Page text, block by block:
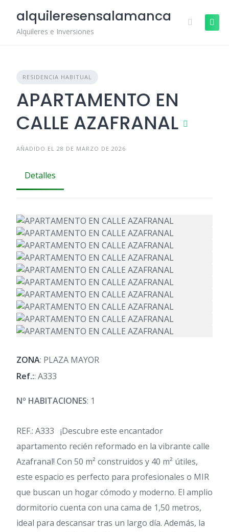
content
alquileresensalamanca
Alquileres e Inversiones
RESIDENCIA HABITUAL
APARTAMENTO EN
CALLE AZAFRANAL
AÑADIDO EL 28 DE MARZO DE 2026
Detalles
ZONA: PLAZA MAYOR
Ref.:: A333
Nº HABITACIONES: 1
REF.: A333 ¡Descubre este encantador
apartamento recién reformado en la vibrante calle
Azafranal! Con 50 m² construidos y 40 m² útiles,
este espacio es perfecto para profesionales o MIR
que buscan un hogar cómodo y moderno. El amplio
dormitorio cuenta con una cama de 1,50 metros,
ideal para descansar tras un largo día. Además, la